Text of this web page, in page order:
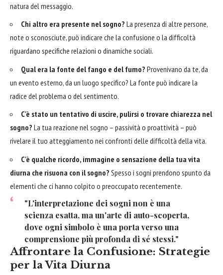
natura del messaggio.
Chi altro era presente nel sogno? La presenza di altre persone,
note o sconosciute, può indicare che la confusione o la difficoltà
riguardano specifiche relazioni o dinamiche sociali.
Qual era la fonte del fango e del fumo? Provenivano da te, da
un evento esterno, da un luogo specifico? La fonte può indicare la
radice del problema o del sentimento.
C'è stato un tentativo di uscire, pulirsi o trovare chiarezza nel
sogno? La tua reazione nel sogno – passività o proattività – può
rivelare il tuo atteggiamento nei confronti delle difficoltà della vita.
C'è qualche ricordo, immagine o sensazione della tua vita
diurna che risuona con il sogno? Spesso i sogni prendono spunto da
elementi che ci hanno colpito o preoccupato recentemente.
"L'interpretazione dei sogni non è una
scienza esatta, ma un'arte di auto-scoperta,
dove ogni simbolo è una porta verso una
comprensione più profonda di sé stessi."
Affrontare la Confusione: Strategie
per la Vita Diurna